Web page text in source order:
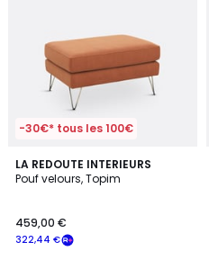
-30€* tous les 100€
LA REDOUTE INTERIEURS
Pouf velours, Topim
322,44 €
459,00 €
3,8
/ 5
6
Couleurs